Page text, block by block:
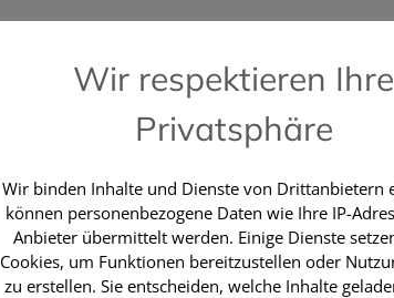
GALDERMA
500ml
Wir respektieren Ihre
Privatsphäre
Wir binden Inhalte und Dienste von Drittanbietern
können personenbezogene Daten wie Ihre IP-
Anbieter übermittelt werden. Einige Dienste
Cookies, um Funktionen bereitzustellen oder
zu erstellen. Sie entscheiden, welche Inhalte